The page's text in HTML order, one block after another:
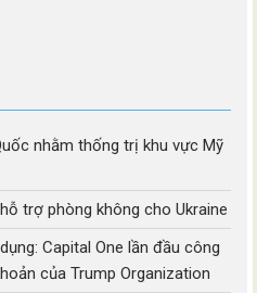
nhằm thống trị khu vực Mỹ
trợ phòng không cho Ukraine
Capital One lần đầu công
của Trump Organization